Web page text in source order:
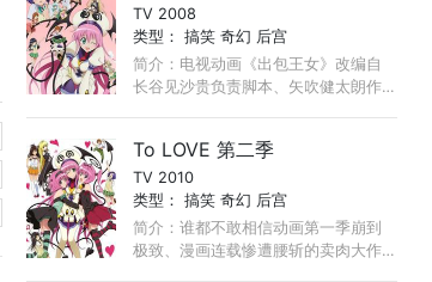
TV 2008
类型：搞笑 奇幻 后宫
简介：电视动画《出包王女》改编自
长谷见沙贵负责脚本、矢吹健太朗作
慕的春菜告白，可是，因为一场误
会， ...
To LOVE 第二季
TV 2010
类型：搞笑 奇幻 后宫
简介：谁都不敢相信动画第一季崩到
极致、漫画连载惨遭腰斩的卖肉大作